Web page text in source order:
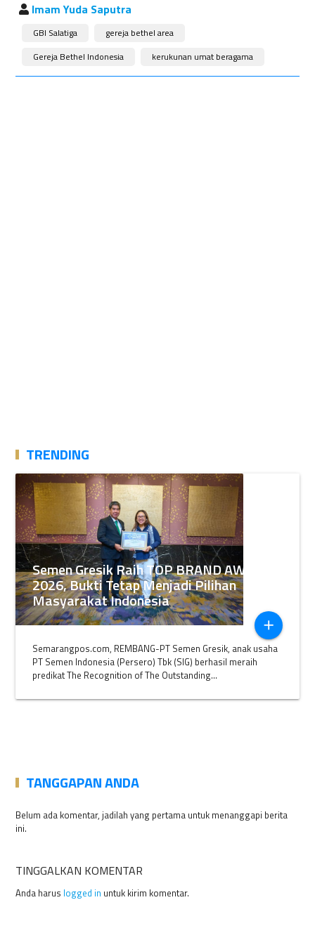
Imam Yuda Saputra
GBI Salatiga
gereja bethel area
Gereja Bethel Indonesia
kerukunan umat beragama
TRENDING
Semen Gresik Raih TOP BRAND AWARDS
2026, Bukti Tetap Menjadi Pilihan
Masyarakat Indonesia
add
Semarangpos.com, REMBANG-PT Semen Gresik, anak usaha
PT Semen Indonesia (Persero) Tbk (SIG) berhasil meraih
predikat The Recognition of The Outstanding...
TANGGAPAN ANDA
Belum ada komentar, jadilah yang pertama untuk menanggapi berita
ini.
TINGGALKAN KOMENTAR
Anda harus logged in untuk kirim komentar.